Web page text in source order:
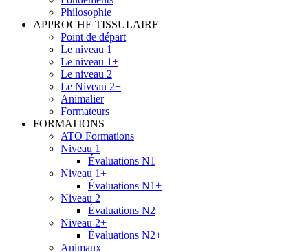
Philosophie
APPROCHE TISSULAIRE
Point de départ
Le niveau 1
Le niveau 1+
Le niveau 2
Le Niveau 2+
Animalier
Formateurs
FORMATIONS
ATO Formations
Niveau 1
Évaluations N1
Niveau 1+
Évaluations N1+
Niveau 2
Évaluations N2
Niveau 2+
Évaluations N2+
Animaux